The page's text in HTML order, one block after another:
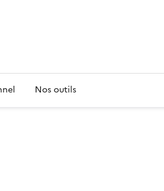
Nos outils